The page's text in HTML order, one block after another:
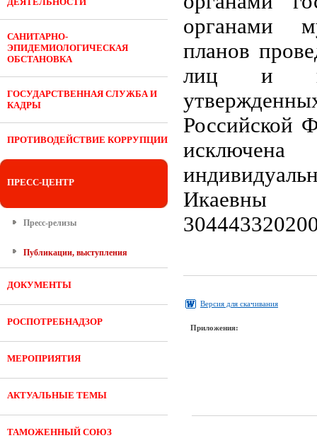
САНИТАРНО-
ЭПИДЕМИОЛОГИЧЕСКАЯ
ОБСТАНОВКА
ГОСУДАРСТВЕННАЯ СЛУЖБА И
КАДРЫ
ПРОТИВОДЕЙСТВИЕ КОРРУПЦИИ
ПРЕСС-ЦЕНТР
Пресс-релизы
Публикации, выступления
ДОКУМЕНТЫ
РОСПОТРЕБНАДЗОР
МЕРОПРИЯТИЯ
АКТУАЛЬНЫЕ ТЕМЫ
ТАМОЖЕННЫЙ СОЮЗ
органами
планов
лиц и
Российской
Версия для скачивания
Приложения: